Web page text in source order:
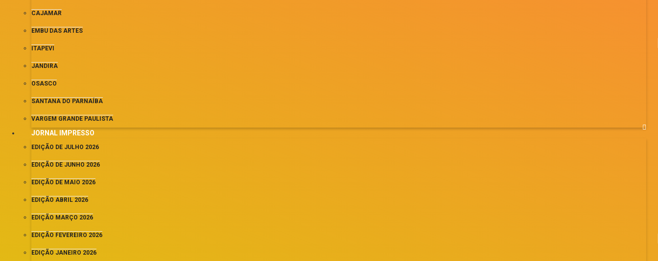
CAJAMAR
EMBU DAS ARTES
ITAPEVI
JANDIRA
OSASCO
SANTANA DO PARNAÍBA
VARGEM GRANDE PAULISTA
JORNAL IMPRESSO
EDIÇÃO DE JULHO 2026
EDIÇÃO DE JUNHO 2026
EDIÇÃO DE MAIO 2026
EDIÇÃO ABRIL 2026
EDIÇÃO MARÇO 2026
EDIÇÃO FEVEREIRO 2026
EDIÇÃO JANEIRO 2026